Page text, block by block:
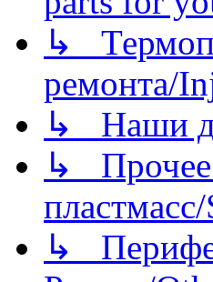
↳
ремонта/
↳ Наши
↳ Прочее
↳